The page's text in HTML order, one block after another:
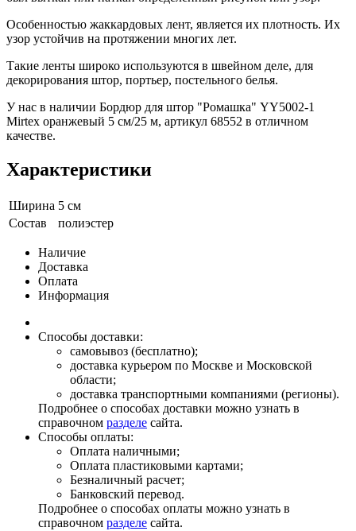
Особенностью жаккардовых лент, является их плотность. Их
узор устойчив на протяжении многих лет.
Такие ленты широко используются в швейном деле, для
декорирования штор, портьер, постельного белья.
У нас в наличии Бордюр для штор "Ромашка" YY5002-1
Mirtex оранжевый 5 см/25 м, артикул 68552 в отличном
качестве.
Характеристики
Ширина 5 см
Состав
полиэстер
Наличие
Доставка
Оплата
Информация
Способы доставки:
самовывоз (бесплатно);
доставка курьером по Москве и Московской
области;
доставка транспортными компаниями (регионы).
Подробнее о способах доставки можно узнать в
справочном разделе сайта.
Способы оплаты:
Оплата наличными;
Оплата пластиковыми картами;
Безналичный расчет;
Банковский перевод.
Подробнее о способах оплаты можно узнать в
справочном разделе сайта.